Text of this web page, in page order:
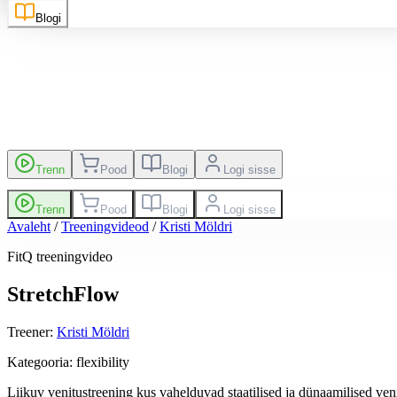
Blogi
Trenn Pood Blogi Logi sisse
Trenn Pood Blogi Logi sisse
Avaleht /Treeningvideod /Kristi Möldri
FitQ treeningvideo
StretchFlow
Treener: Kristi Möldri
Kategooria: flexibility
Liikuv venitustreening kus vahelduvad staatilised ja dünaamilised